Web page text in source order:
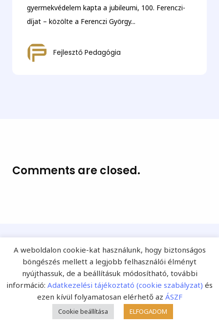
gyermekvédelem kapta a jubileumi, 100. Ferenczi-
díjat – közölte a Ferenczi György...
Fejlesztő Pedagógia
Comments are closed.
Népszerű témák
A weboldalon cookie-kat használunk, hogy biztonságos
böngészés mellett a legjobb felhasználói élményt
nyújthassuk, de a beállításuk módosítható, további
információ: Adatkezelési tájékoztató (cookie szabályzat) és
ezen kívül folyamatosan elérhető az ÁSZF
Cookie beállítása ELFOGADOM